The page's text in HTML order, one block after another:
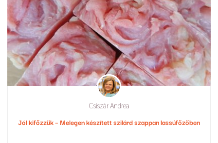
Csiszár Andrea
Jól kifőzzük – Melegen készített szilárd szappan lassúfőzőben